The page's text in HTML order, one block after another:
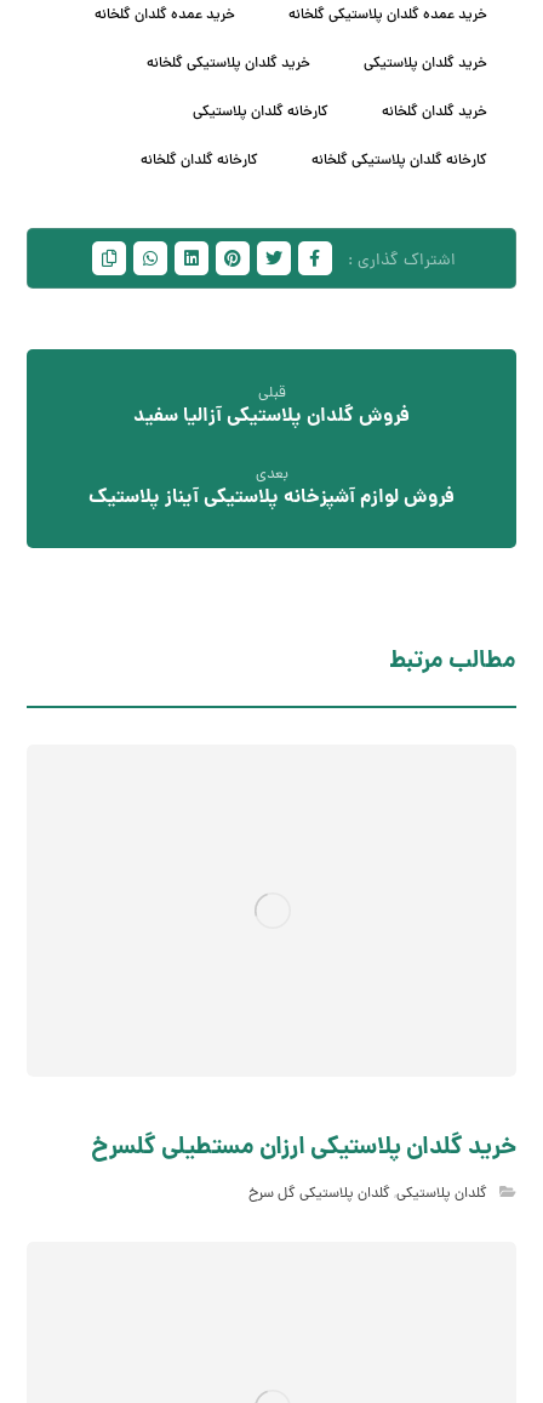
خرید عمده گلدان پلاستیکی گلخانه خرید عمده گلدان گلخانه
خرید گلدان پلاستیکی خرید گلدان پلاستیکی گلخانه
خرید گلدان گلخانه کارخانه گلدان پلاستیکی
کارخانه گلدان پلاستیکی گلخانه کارخانه گلدان گلخانه
قبلی
فروش گلدان پلاستیکی آزالیا سفید
بعدی
فروش لوازم آشپزخانه پلاستیکی آیناز پلاستیک
مطالب مرتبط
خرید گلدان پلاستیکی ارزان مستطیلی گلسرخ
گلدان پلاستیکی,گلدان پلاستیکی گل سرخ